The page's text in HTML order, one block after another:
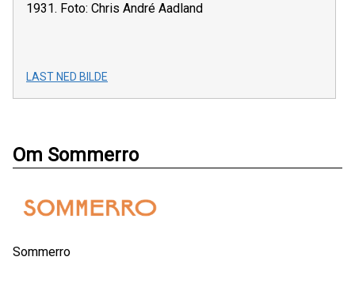
1931. Foto: Chris André Aadland
LAST NED BILDE
Om Sommerro
Sommerro